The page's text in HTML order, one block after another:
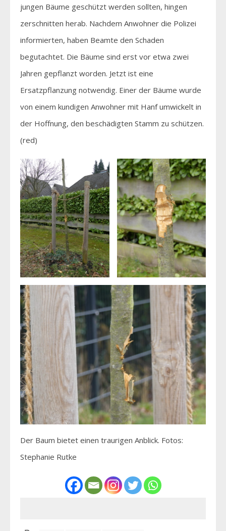
jungen Bäume geschützt werden sollten, hingen
zerschnitten herab. Nachdem Anwohner die Polizei
informierten, haben Beamte den Schaden
begutachtet. Die Bäume sind erst vor etwa zwei
Jahren gepflanzt worden. Jetzt ist eine
Ersatzpflanzung notwendig. Einer der Bäume wurde
von einem kundigen Anwohner mit Hanf umwickelt in
der Hoffnung, den beschädigten Stamm zu schützen.
(red)
Der Baum bietet einen traurigen Anblick. Fotos:
Stephanie Rutke